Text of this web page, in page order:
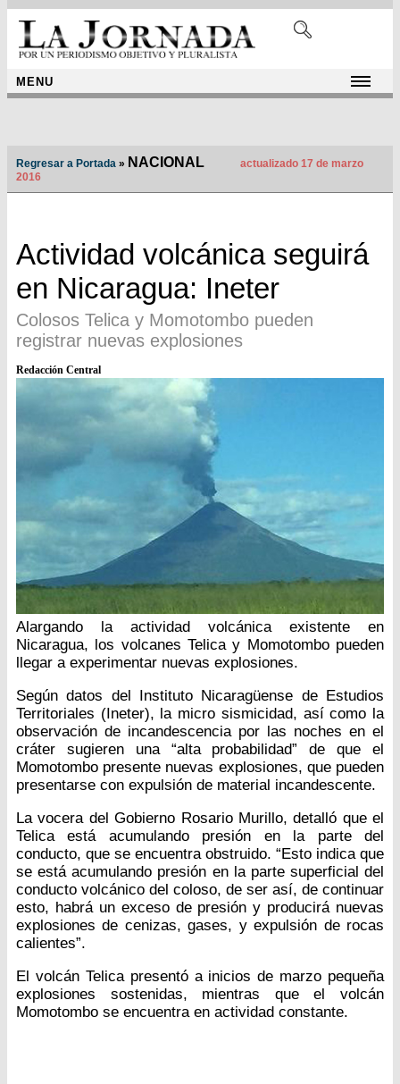
MENU
Regresar a Portada » NACIONAL
actualizado 17 de marzo
2016
Actividad volcánica seguirá
en Nicaragua: Ineter
Colosos Telica y Momotombo pueden
registrar nuevas explosiones
Redacción Central
Alargando la actividad volcánica existente en
Nicaragua, los volcanes Telica y Momotombo pueden
llegar a experimentar nuevas explosiones.
Según datos del Instituto Nicaragüense de Estudios
Territoriales (Ineter), la micro sismicidad, así como la
observación de incandescencia por las noches en el
cráter sugieren una “alta probabilidad” de que el
Momotombo presente nuevas explosiones, que pueden
presentarse con expulsión de material incandescente.
La vocera del Gobierno Rosario Murillo, detalló que el
Telica está acumulando presión en la parte del
conducto, que se encuentra obstruido. “Esto indica que
se está acumulando presión en la parte superficial del
conducto volcánico del coloso, de ser así, de continuar
esto, habrá un exceso de presión y producirá nuevas
explosiones de cenizas, gases, y expulsión de rocas
calientes”.
El volcán Telica presentó a inicios de marzo pequeña
explosiones sostenidas, mientras que el volcán
Momotombo se encuentra en actividad constante.